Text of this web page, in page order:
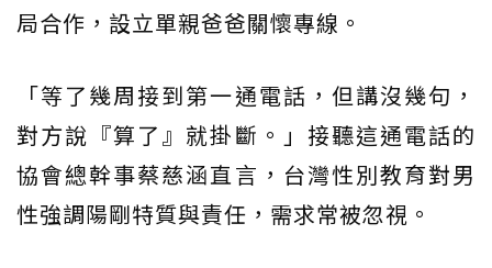
局合作，設立單親爸爸關懷專線。
「等了幾周接到第一通電話，但講沒幾句，
對方說『算了』就掛斷。」接聽這通電話的
協會總幹事蔡慈涵直言，台灣性別教育對男
性強調陽剛特質與責任，需求常被忽視。